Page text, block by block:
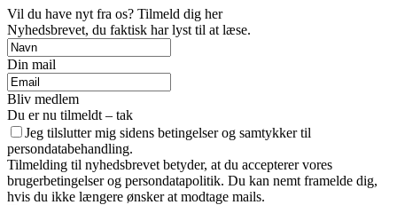
Vil du have nyt fra os? Tilmeld dig her
Nyhedsbrevet, du faktisk har lyst til at læse.
Din mail
Bliv medlem
Du er nu tilmeldt – tak
Jeg tilslutter mig sidens betingelser og samtykker til
persondatabehandling.
Tilmelding til nyhedsbrevet betyder, at du accepterer vores
brugerbetingelser og persondatapolitik. Du kan nemt framelde dig,
hvis du ikke længere ønsker at modtage mails.